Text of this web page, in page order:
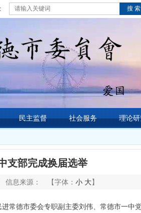
搜 索
民主监督 社会服务 理论
支部完成换届选举
信息来源： 【字体： 小 大】
常德市委会专职副主委刘伟、常德市一中